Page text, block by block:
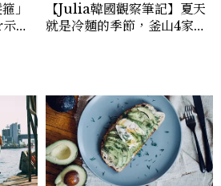
」
範
【Julia韓國觀察筆記】夏天
就是冷麵的季節，釜山4家必